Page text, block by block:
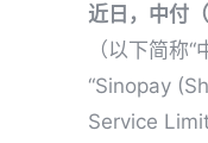
近日，中付
（以下简称
“Sinopay
Service